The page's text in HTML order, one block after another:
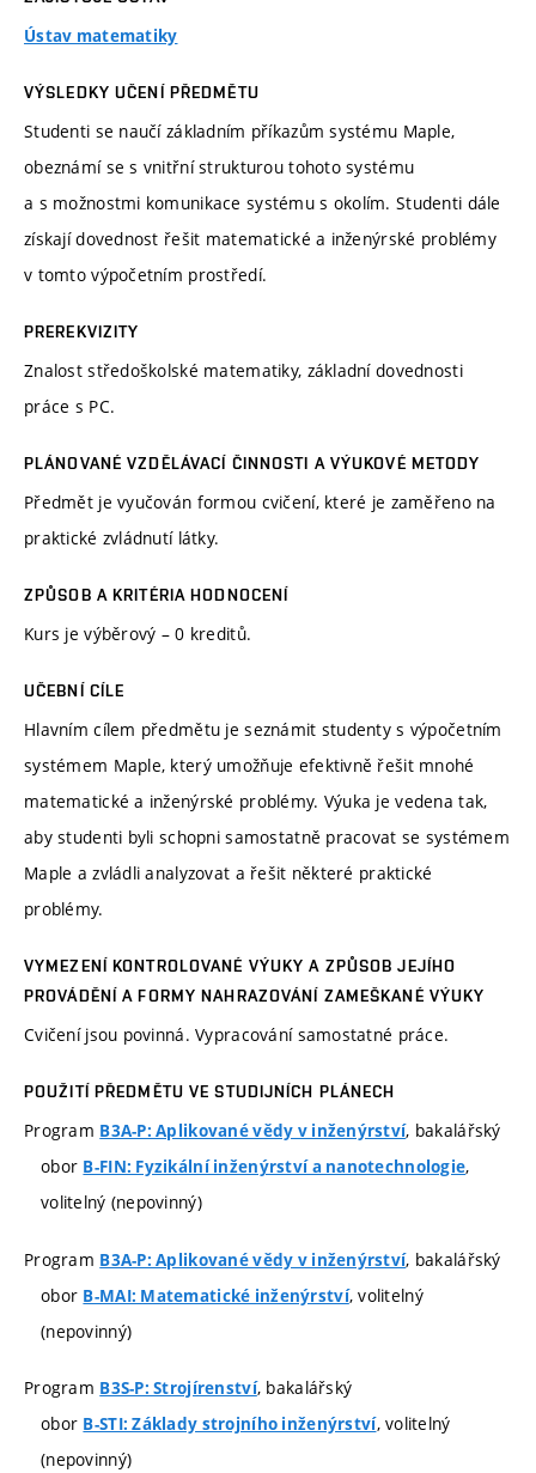
Ústav matematiky
VÝSLEDKY UČENÍ PŘEDMĚTU
Studenti se naučí základním příkazům systému Maple,
obeznámí se s vnitřní strukturou tohoto systému
a s možnostmi komunikace systému s okolím. Studenti dále
získají dovednost řešit matematické a inženýrské problémy
v tomto výpočetním prostředí.
PREREKVIZITY
Znalost středoškolské matematiky, základní dovednosti
práce s PC.
PLÁNOVANÉ VZDĚLÁVACÍ ČINNOSTI A VÝUKOVÉ METODY
Předmět je vyučován formou cvičení, které je zaměřeno na
praktické zvládnutí látky.
ZPŮSOB A KRITÉRIA HODNOCENÍ
Kurs je výběrový – 0 kreditů.
UČEBNÍ CÍLE
Hlavním cílem předmětu je seznámit studenty s výpočetním
systémem Maple, který umožňuje efektivně řešit mnohé
matematické a inženýrské problémy. Výuka je vedena tak,
aby studenti byli schopni samostatně pracovat se systémem
Maple a zvládli analyzovat a řešit některé praktické
problémy.
VYMEZENÍ KONTROLOVANÉ VÝUKY A ZPŮSOB JEJÍHO
PROVÁDĚNÍ A FORMY NAHRAZOVÁNÍ ZAMEŠKANÉ VÝUKY
Cvičení jsou povinná. Vypracování samostatné práce.
POUŽITÍ PŘEDMĚTU VE STUDIJNÍCH PLÁNECH
Program B3A-P: Aplikované vědy v inženýrství, bakalářský
obor B-FIN: Fyzikální inženýrství a nanotechnologie,
volitelný (nepovinný)
Program B3A-P: Aplikované vědy v inženýrství, bakalářský
obor B-MAI: Matematické inženýrství, volitelný
(nepovinný)
Program B3S-P: Strojírenství, bakalářský
obor B-STI: Základy strojního inženýrství, volitelný
(nepovinný)